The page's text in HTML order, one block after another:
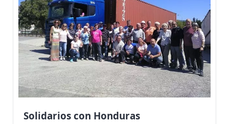
Solidarios con Honduras